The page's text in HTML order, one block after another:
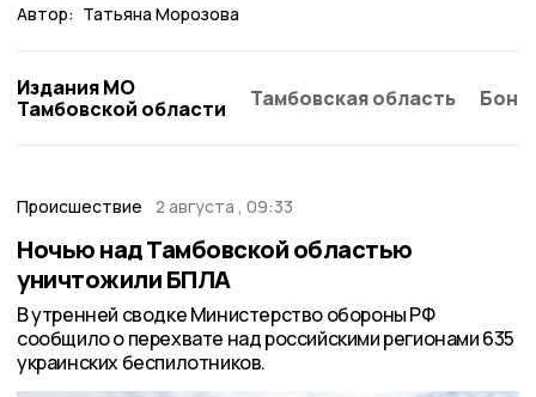
Автор: Татьяна Морозова
Издания МО
Тамбовской области
Тамбовская область
Происшествие 2 августа , 09:33
Ночью над Тамбовской областью
уничтожили БПЛА
В утренней сводке Министерство обороны РФ
сообщило о перехвате над российскими регионами 635
украинских беспилотников.